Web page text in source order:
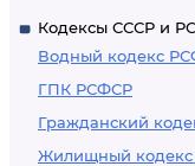
Кодексы СССР и
Водный кодекс
ГПК РСФСР
Гражданский
Жилищный